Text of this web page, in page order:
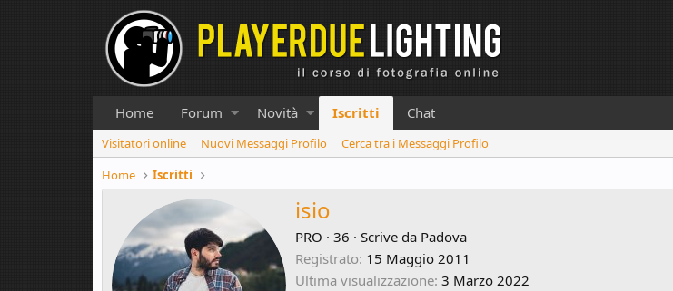
Home Forum Novità Iscritti Chat
Visitatori online Nuovi Messaggi Profilo
Cerca tra i Messaggi Profilo
Home
Iscritti
isio
PRO · 36 · Scrive da Padova
Registrato 15 Maggio 2011
Ultima visualizzazione 3 Marzo 2022